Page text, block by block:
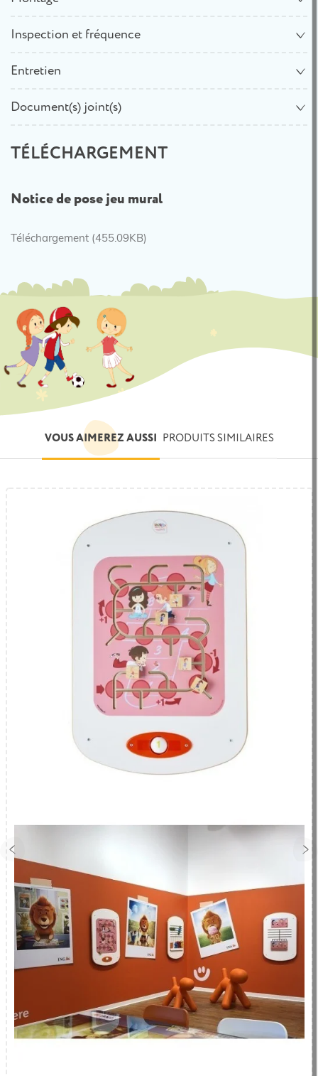
Inspection et fréquence
Entretien
Document(s) joint(s)
TÉLÉCHARGEMENT
Notice de pose jeu mural
Téléchargement (455.09KB)
VOUS AIMEREZ AUSSI PRODUITS SIMILAIRES